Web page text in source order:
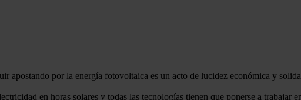
apostando por la energía fotovoltaica es un acto de lucidez económica y
en horas solares y todas las tecnologías tienen que ponerse a trabajar